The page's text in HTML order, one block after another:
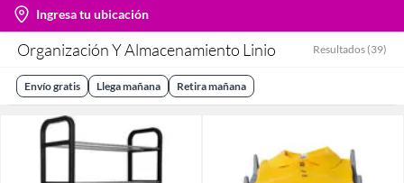
location-
icon
Ingresa tu ubicación
Organización Y Almacenamiento Linio Resultados (39)
Envío gratis Llega mañana Retira mañana